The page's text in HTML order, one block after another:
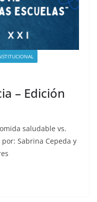
– Edición
saludable vs.
Sabrina Cepeda y